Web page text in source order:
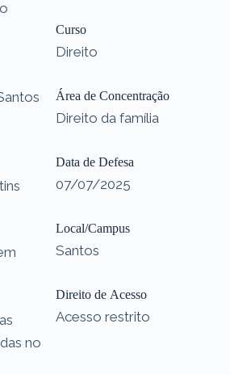
no
Curso
Direito
Área de Concentração
Direito da família
Data de Defesa
07/07/2025
Local/Campus
Santos
Direito de Acesso
Acesso restrito